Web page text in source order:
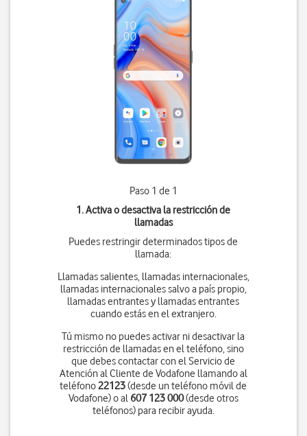
Paso 1 de 1
1. Activa o desactiva la restricción de
llamadas
Puedes restringir determinados tipos de
llamada:
Llamadas salientes, llamadas internacionales,
llamadas internacionales salvo a país propio,
llamadas entrantes y llamadas entrantes
cuando estás en el extranjero.
Tú mismo no puedes activar ni desactivar la
restricción de llamadas en el teléfono, sino
que debes contactar con el Servicio de
Atención al Cliente de Vodafone llamando al
teléfono22123(desde un teléfono móvil de
Vodafone) o al 607 123 000(desde otros
teléfonos) para recibir ayuda.